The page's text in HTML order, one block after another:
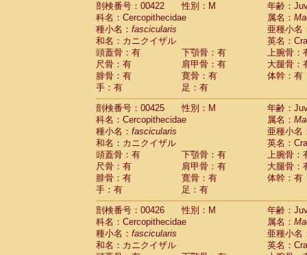
剖検番号：00422
性別：M
年齢：
科名：Cercopithecidae
属名：
種小名： fascicularis
亜種小名
和名：カニクイザル
英名：
頭蓋骨：有
下顎骨：有
上腕骨：
尺骨：有
肩甲骨：有
大腿骨：
腓骨：有
寛骨：有
体幹：有
手：有
足：有
剖検番号：00425
性別：M
年齢：
科名：Cercopithecidae
属名：
種小名： fascicularis
亜種小名
和名：カニクイザル
英名：
頭蓋骨：有
下顎骨：有
上腕骨：
尺骨：有
肩甲骨：有
大腿骨：
腓骨：有
寛骨：有
体幹：有
手：有
足：有
剖検番号：00426
性別：M
年齢：
科名：Cercopithecidae
属名：
種小名： fascicularis
亜種小名
和名：カニクイザル
英名：